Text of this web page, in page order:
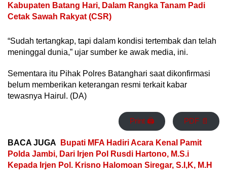
Kabupaten Batang Hari, Dalam Rangka Tanam Padi
Cetak Sawah Rakyat (CSR)
“Sudah tertangkap, tapi dalam kondisi tertembak dan telah
meninggal dunia,” ujar sumber ke awak media, ini.
Sementara itu Pihak Polres Batanghari saat dikonfirmasi
belum memberikan keterangan resmi terkait kabar
tewasnya Hairul. (DA)
Print 🖨 PDF 📄
BACA JUGA
Bupati MFA Hadiri Acara Kenal Pamit
Polda Jambi, Dari Irjen Pol Rusdi Hartono, M.S.i
Kepada Irjen Pol. Krisno Halomoan Siregar, S.I,K, M.H